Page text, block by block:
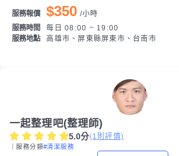
服務報價 $350 /小時
服務時間
每日 08:00 ~ 19:00
服務地點
高雄市、屏東縣屏東市、台南市
一起整理吧(整理師)
5.0分(1 則評價)
｜服務分類#清潔服務